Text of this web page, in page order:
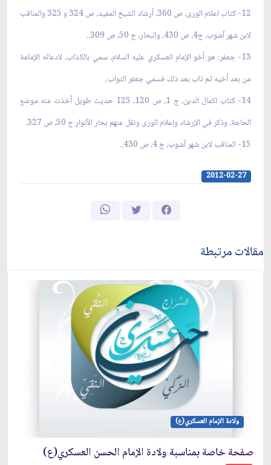
12- كتاب اعلام الورى، ص 360، أرشاد الشيخ المفيد، ص 324 و 325 والمناقب
لابن شهر آشوب، ج4، ص 430، والبحار، ج 50، ص 309..
13- جعفر: هو أخو الإمام العسكري عليه السلام، سمي بالكذاب، لادعائه الإمامة
من بعد أخيه ثم تاب بعد ذلك فسمي جعفر التواب..
14- كتاب اكمال الدين، ج 1، ص 120ـ 125 حديث طويل أخذت منه موضع
الحاجة، وذكر في الإرشاد واعلام الورى ونقل عنهم بحار الأنوار ج 50، ص 327.
15- المناقب لابن شهر آشوب، ج 4، ص 430..
2012-02-27
مقالات مرتبطة
ولادة الإمام العسكري(ع)
صفحة خاصة بمناسبة ولادة الإمام الحسن العسكري(ع)